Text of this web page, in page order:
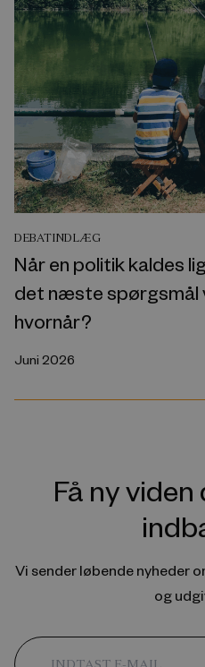
DEBATINDLÆG
Når en politik kaldes
det næste spørgsmål
hvornår?
Juni 2026
Få ny
Vi sender løbende nyheder
og